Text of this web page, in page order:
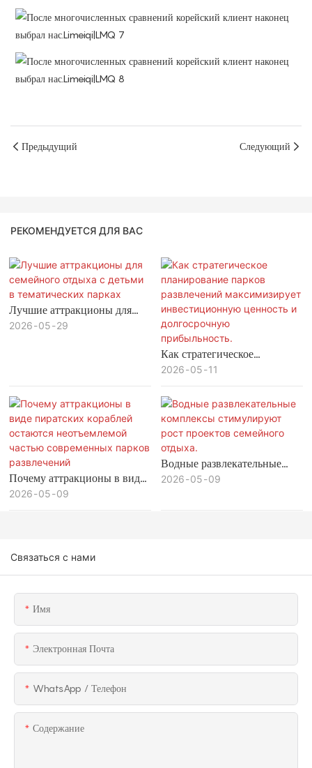
Предыдущий Следующий
РЕКОМЕНДУЕТСЯ ДЛЯ ВАС
Лучшие аттракционы для
семейного отдыха с детьми в
2026 05 29
Как стратегическое
планирование парков
инвестиционную ценность и
долгосрочную
прибыльность.
2026 05 11
Почему аттракционы в виде
пиратских кораблей
2026 05 09
Водные развлекательные
комплексы стимулируют
2026 05 09
Связаться с нами
Имя
Электронная Почта
WhatsApp / Телефон
Содержание